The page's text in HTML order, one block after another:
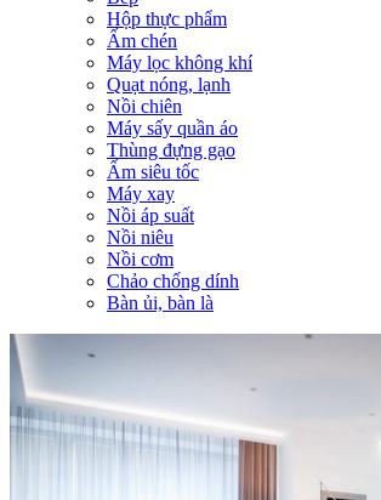
Hộp thực phẩm
Ấm chén
Máy lọc không khí
Quạt nóng, lạnh
Nồi chiên
Máy sấy quần áo
Thùng đựng gạo
Ấm siêu tốc
Máy xay
Nồi áp suất
Nồi niêu
Nồi cơm
Chảo chống dính
Bàn ủi, bàn là